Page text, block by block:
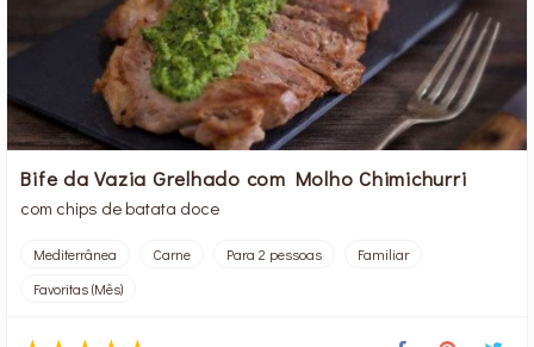
Bife da Vazia Grelhado com Molho Chimichurri
com chips de batata doce
Mediterrânea Carne Para 2 pessoas
Familiar
Favoritas (Mês)